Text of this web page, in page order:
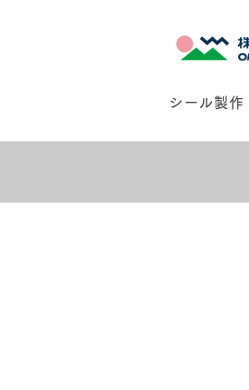
シール製作